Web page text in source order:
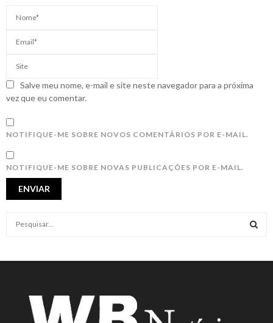
Salve meu nome, e-mail e site neste navegador para a próxima
vez que eu comentar.
NOTIFIQUE-ME SOBRE NOVOS COMENTÁRIOS POR E-MAIL.
NOTIFIQUE-ME SOBRE NOVAS PUBLICAÇÕES POR E-MAIL.